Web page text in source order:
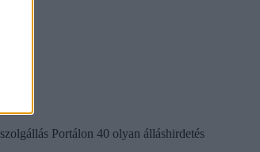
Portálon 40 olyan álláshirdetés